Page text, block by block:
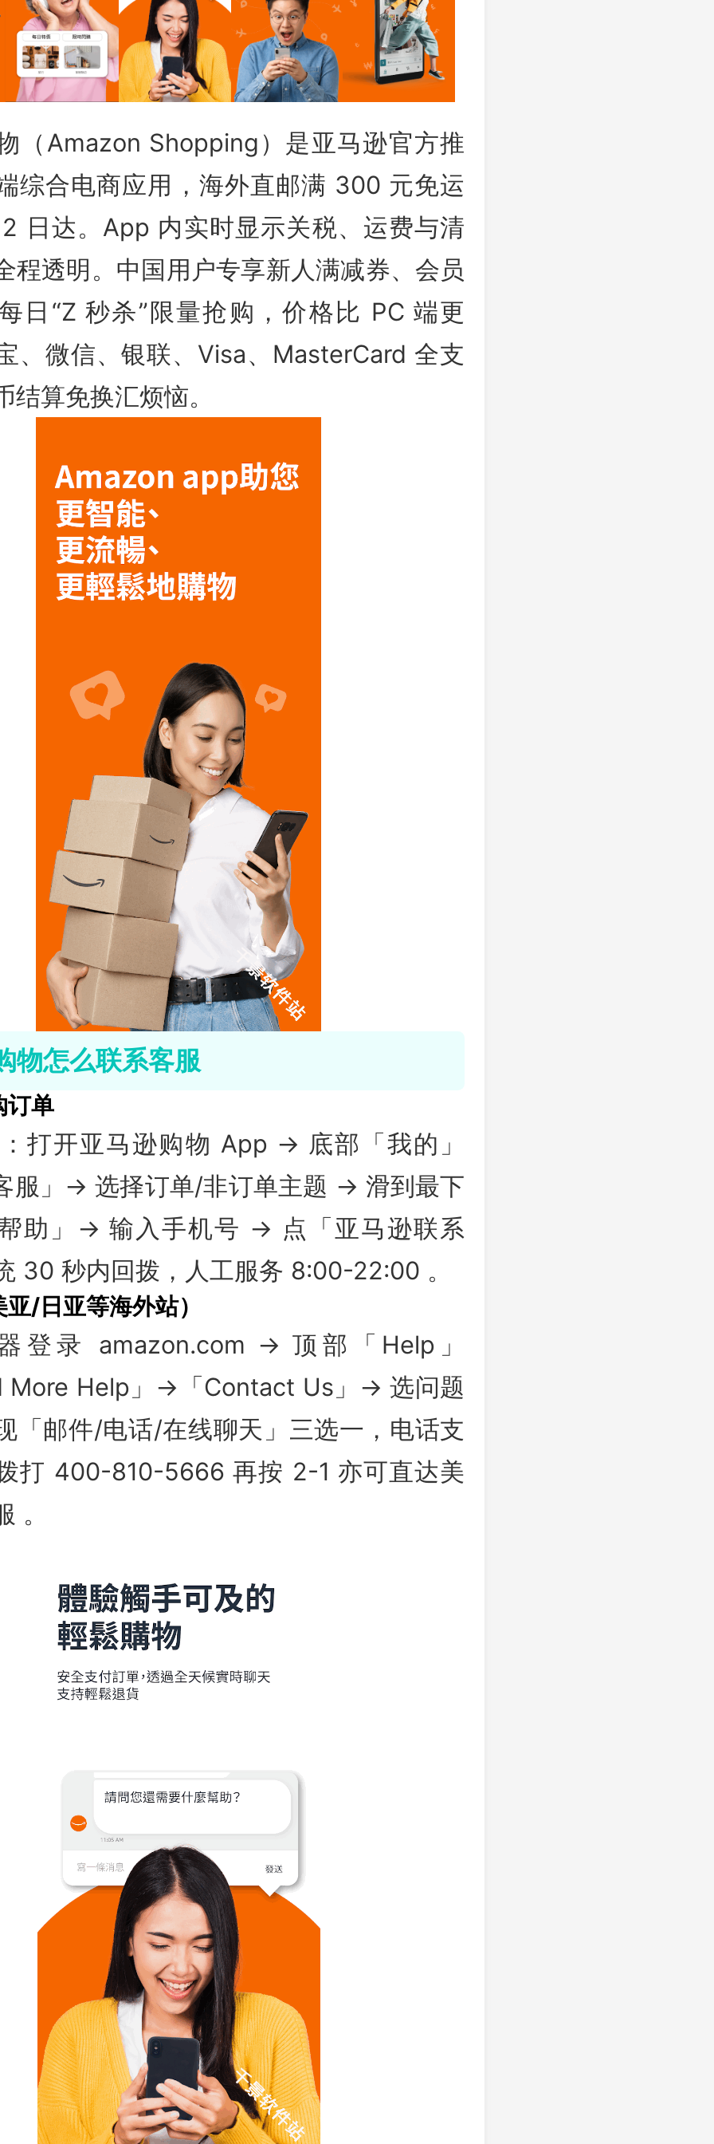
（Amazon Shopping）是亚马逊官方推
综合电商应用，海外直邮满 300 元免运
日达。App 内实时显示关税、运费与清
程透明。中国用户专享新人满减券、会员
日“Z 秒杀”限量抢购，价格比 PC 端更
、微信、银联、Visa、MasterCard 全支
结算免换汇烦恼。
物怎么联系客服
订单
打开亚马逊购物 App → 底部「我的」
服」→ 选择订单/非订单主题 → 滑到最下
助」→ 输入手机号 → 点「亚马逊联系
30 秒内回拨，人工服务 8:00-22:00 。
/日亚等海外站）
登录 amazon.com → 顶部「Help」
Help」→「Contact Us」→ 选问题
「邮件/电话/在线聊天」三选一，电话支
打 400-810-5666 再按 2-1 亦可直达美
。